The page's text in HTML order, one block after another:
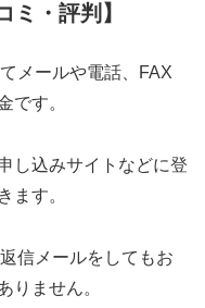
ミ・評判】
メールや電話、FAX
です。
し込みサイトなどに登
ます。
信メールをしてもお
りません。